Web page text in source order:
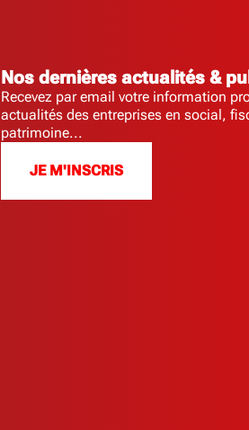
Nos dernières actualités &
Recevez par email votre information
actualités des entreprises en social,
patrimoine...
JE M'INSCRIS